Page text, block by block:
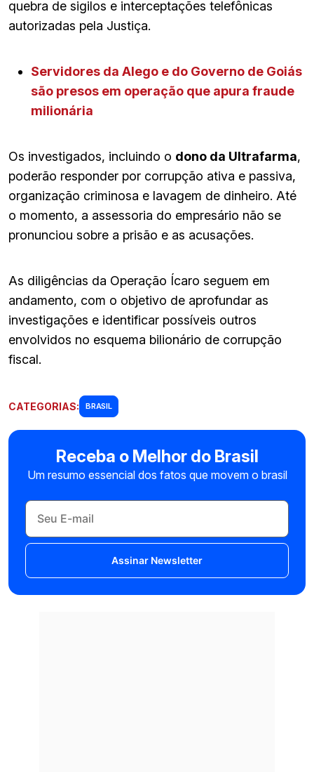
quebra de sigilos e interceptações telefônicas
autorizadas pela Justiça.
Servidores da Alego e do Governo de Goiás
são presos em operação que apura fraude
milionária
Os investigados, incluindo o dono da Ultrafarma,
poderão responder por corrupção ativa e passiva,
organização criminosa e lavagem de dinheiro. Até
o momento, a assessoria do empresário não se
pronunciou sobre a prisão e as acusações.
As diligências da Operação Ícaro seguem em
andamento, com o objetivo de aprofundar as
investigações e identificar possíveis outros
envolvidos no esquema bilionário de corrupção
fiscal.
CATEGORIAS: BRASIL
Receba o Melhor do Brasil
Um resumo essencial dos fatos que movem o brasil
Assinar Newsletter